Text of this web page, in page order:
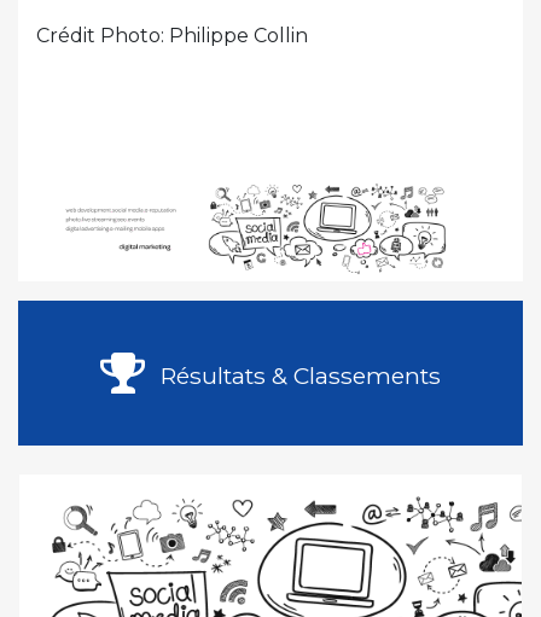
Crédit Photo: Philippe Collin
Résultats & Classements